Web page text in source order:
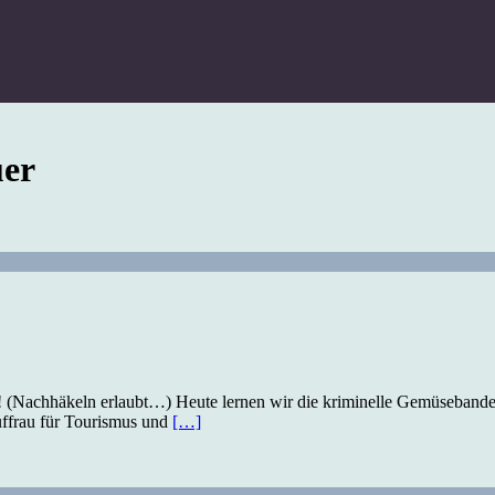
erlaubt…) Heute lernen wir die kriminelle
für Tourismus und […]